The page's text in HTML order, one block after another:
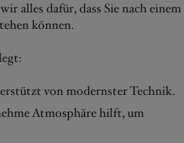
alles dafür, dass Sie nach einem
können.
von modernster Technik.
Atmosphäre hilft, um